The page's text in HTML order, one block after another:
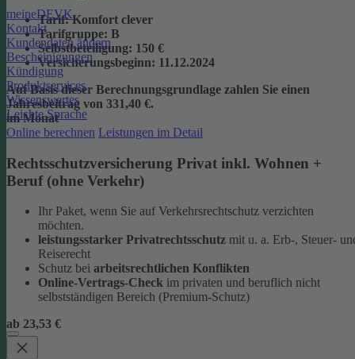
meineDEVK
Kontakt
Kundendaten ändern
Bescheinigungen
Kündigung
Produktservices
Wissenswertes
Leichte Sprache
Tarif: Komfort clever
Tarifgruppe: B
Selbstbeteiligung: 150 €
Versicherungsbeginn: 11.12.2024
Auf Basis dieser Berechnungsgrundlage zahlen Sie einen
Jahresbeitrag von 331,40 €.
im Monat
Online berechnen Leistungen im Detail
Rechtsschutzversicherung Privat inkl. Wohnen +
Beruf (ohne Verkehr)
Ihr Paket, wenn Sie auf Verkehrsrechtschutz verzichten
möchten.
leistungsstarker Privatrechtsschutz mit u. a. Erb-, Steuer-
Reiserecht
Schutz bei arbeitsrechtlichen Konflikten
Online-Vertrags-Check im privaten und beruflich nicht
selbstständigen Bereich (Premium-Schutz)
ab 23,53 €